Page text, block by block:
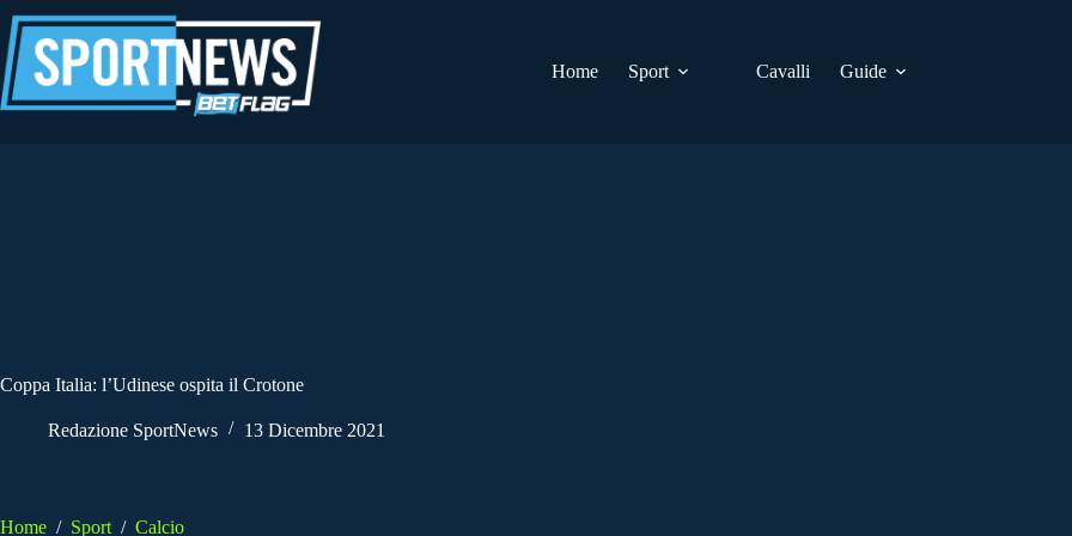
al
contenuto
Home
Sport Cavalli Guide
Coppa Italia: l’Udinese ospita il Crotone
Redazione SportNews 13 Dicembre 2021
Home / Sport / Calcio